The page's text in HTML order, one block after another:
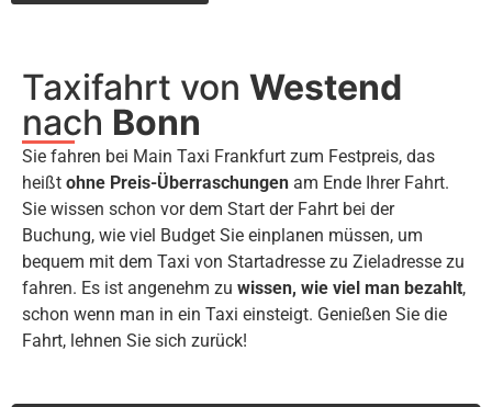
Taxifahrt von Westend
nach Bonn
Sie fahren bei Main Taxi Frankfurt zum Festpreis, das
heißt ohne Preis-Überraschungen am Ende Ihrer Fahrt.
Sie wissen schon vor dem Start der Fahrt bei der
Buchung, wie viel Budget Sie einplanen müssen, um
bequem mit dem Taxi von Startadresse zu Zieladresse zu
fahren. Es ist angenehm zu wissen, wie viel man bezahlt,
schon wenn man in ein Taxi einsteigt. Genießen Sie die
Fahrt, lehnen Sie sich zurück!